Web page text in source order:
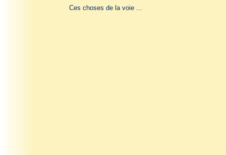
Ces choses de la voie ...